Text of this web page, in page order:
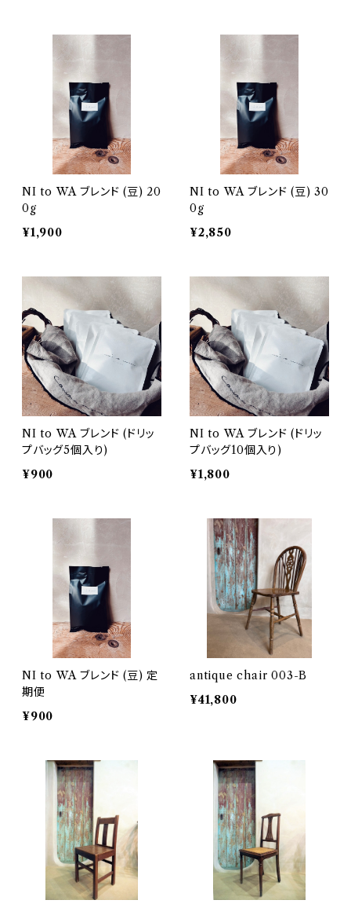
NI to WA ブレンド (豆) 20
0g
¥1,900
NI to WA ブレンド (豆) 30
0g
¥2,850
NI to WA ブレンド (ドリッ
プバッグ5個入り)
¥900
NI to WA ブレンド (ドリッ
プバッグ10個入り)
¥1,800
NI to WA ブレンド (豆) 定
期便
¥900
antique chair 003-B
¥41,800